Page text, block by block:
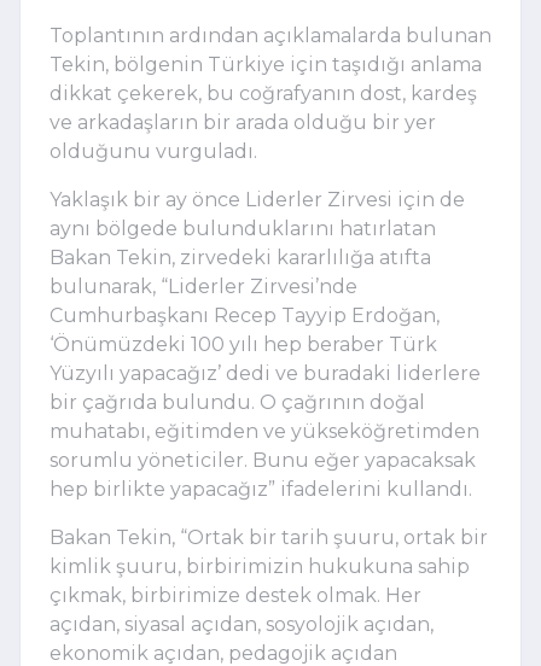
Toplantının ardından açıklamalarda bulunan
Tekin, bölgenin Türkiye için taşıdığı anlama
dikkat çekerek, bu coğrafyanın dost, kardeş
ve arkadaşların bir arada olduğu bir yer
olduğunu vurguladı.
Yaklaşık bir ay önce Liderler Zirvesi için de
aynı bölgede bulunduklarını hatırlatan
Bakan Tekin, zirvedeki kararlılığa atıfta
bulunarak, “Liderler Zirvesi’nde
Cumhurbaşkanı Recep Tayyip Erdoğan,
‘Önümüzdeki 100 yılı hep beraber Türk
Yüzyılı yapacağız’ dedi ve buradaki liderlere
bir çağrıda bulundu. O çağrının doğal
muhatabı, eğitimden ve yükseköğretimden
sorumlu yöneticiler. Bunu eğer yapacaksak
hep birlikte yapacağız” ifadelerini kullandı.
Bakan Tekin, “Ortak bir tarih şuuru, ortak bir
kimlik şuuru, birbirimizin hukukuna sahip
çıkmak, birbirimize destek olmak. Her
açıdan, siyasal açıdan, sosyolojik açıdan,
ekonomik açıdan, pedagojik açıdan